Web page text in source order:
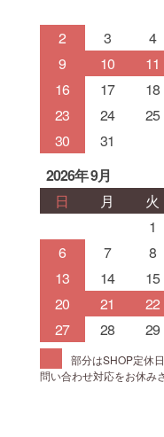
2
3 4
9
10 11
16
17 18
23
24 25
30
31
2026年 9月
日
月 火
1
6
7 8
13
14 15
20
21 22
27
28 29
部分はSHOP定休
問い合わせ対応をお休み